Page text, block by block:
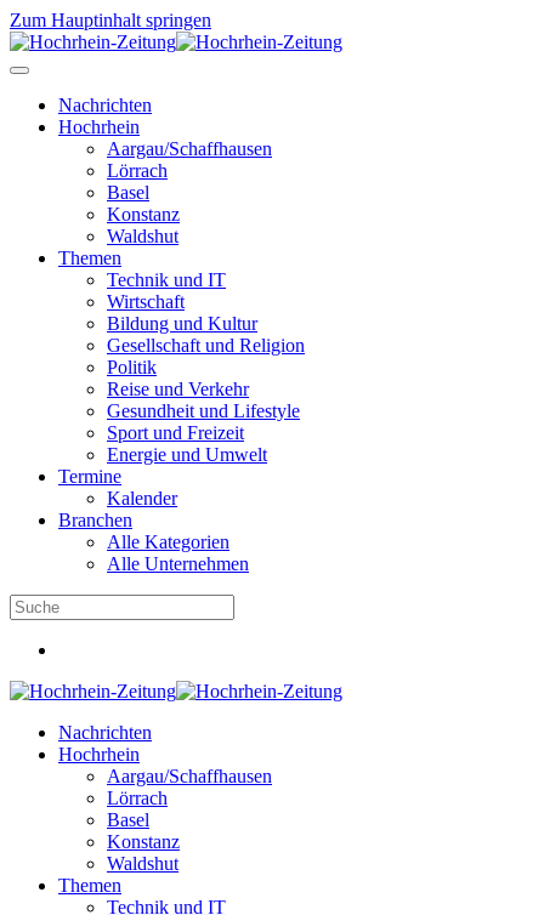
Zum Hauptinhalt springen
Nachrichten
Hochrhein
Aargau/Schaffhausen
Lörrach
Basel
Konstanz
Waldshut
Themen
Technik und IT
Wirtschaft
Bildung und Kultur
Gesellschaft und Religion
Politik
Reise und Verkehr
Gesundheit und Lifestyle
Sport und Freizeit
Energie und Umwelt
Termine
Kalender
Branchen
Alle Kategorien
Alle Unternehmen
Nachrichten
Hochrhein
Aargau/Schaffhausen
Lörrach
Basel
Konstanz
Waldshut
Themen
Technik und IT